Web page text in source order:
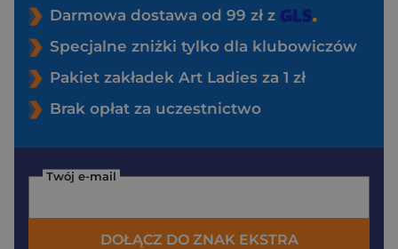
Darmowa dostawa od 99 zł z
Specjalne zniżki tylko dla klubowiczów
Pakiet zakładek Art Ladies za 1 zł
Brak opłat za uczestnictwo
Twój e-mail
DOŁĄCZ DO ZNAK EKSTRA